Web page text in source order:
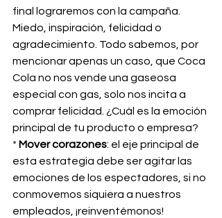
final lograremos con la campaña.
Miedo, inspiración, felicidad o
agradecimiento. Todo sabemos, por
mencionar apenas un caso, que Coca
Cola no nos vende una gaseosa
especial con gas, solo nos incita a
comprar felicidad. ¿Cuál es la emoción
principal de tu producto o empresa?
* Mover corazones: el eje principal de
esta estrategia debe ser agitar las
emociones de los espectadores, si no
conmovemos siquiera a nuestros
empleados, ¡reinventémonos!